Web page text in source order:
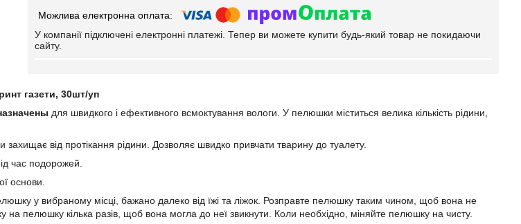
У компанії підключені електронні платежі. Тепер ви можете купити будь-який товар не покидаючи
сайту.
газети, 30шт/уп
для швидкого і ефективного всмоктування вологи. У пелюшки міститься велика кількість рідини,
від протікання рідини. Дозволяє швидко привчати тварину до туалету.
час подорожей.
основи.
пелюшку у вибраному місці, бажано далеко від їжі та ліжок. Розправте пелюшку таким чином, щоб вона не
на пелюшку кілька разів, щоб вона могла до неї звикнути. Коли необхідно, міняйте пелюшку на чисту.